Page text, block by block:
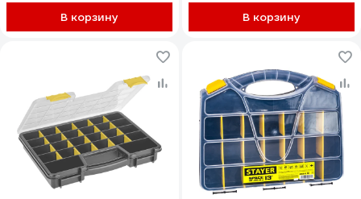
В корзину В корзину